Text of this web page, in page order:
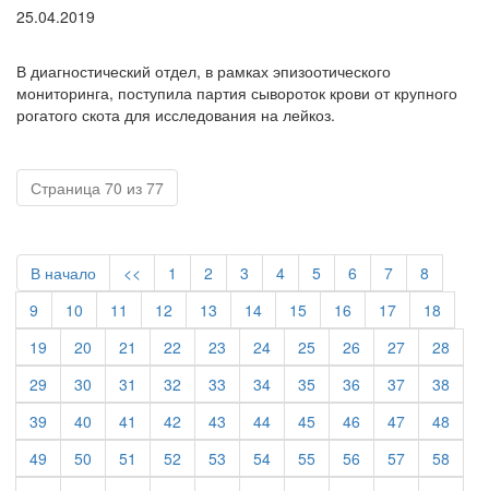
25.04.2019
В диагностический отдел, в рамках эпизоотического
мониторинга, поступила партия сывороток крови от крупного
рогатого скота для исследования на лейкоз.
Страница 70 из 77
В начало << 1 2 3 4 5 6 7
8
9
10 11 12 13 14 15 16 17
18
19
20 21 22 23 24 25 26 27
28
29
30 31 32 33 34 35 36 37
38
39
40 41 42 43 44 45 46 47
48
49
50 51 52 53 54 55 56 57
58